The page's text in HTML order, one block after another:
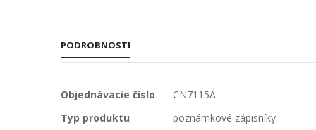
PODROBNOSTI
Viac
informácií
Objednávacie číslo
CN7115A
Typ produktu
poznámkové zápisníky